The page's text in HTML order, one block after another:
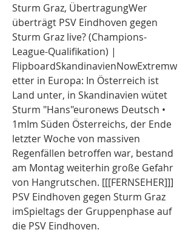
Sturm Graz, ÜbertragungWer
überträgt PSV Eindhoven gegen
Sturm Graz live? (Champions-
League-Qualifikation) |
FlipboardSkandinavienNowExtremw
etter in Europa: In Österreich ist
Land unter, in Skandinavien wütet
Sturm "Hans"euronews Deutsch •
1mIm Süden Österreichs, der Ende
letzter Woche von massiven
Regenfällen betroffen war, bestand
am Montag weiterhin große Gefahr
von Hangrutschen. [[[FERNSEHER]]]
PSV Eindhoven gegen Sturm Graz
imSpieltags der Gruppenphase auf
die PSV Eindhoven.